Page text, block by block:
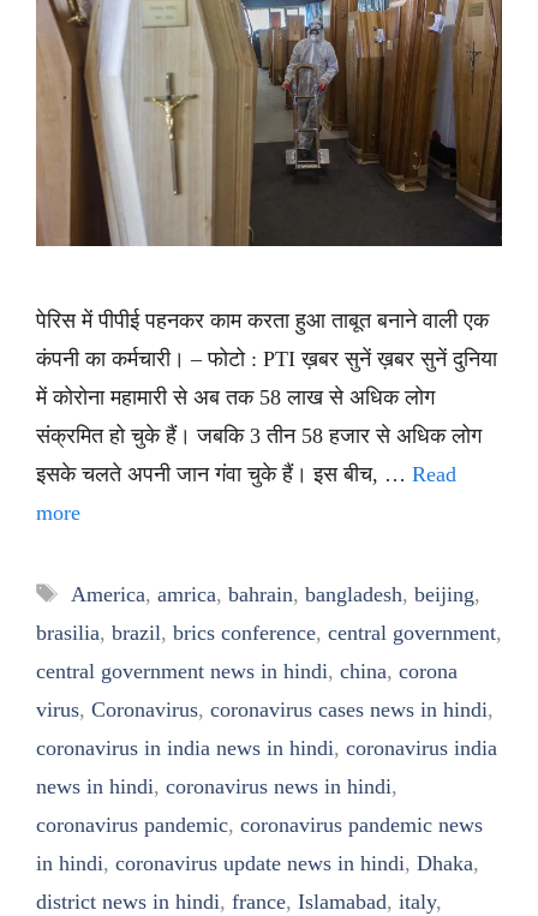
पेरिस में पीपीई पहनकर काम करता हुआ ताबूत बनाने वाली एक
कंपनी का कर्मचारी। – फोटो : PTI ख़बर सुनें ख़बर सुनें दुनिया
में कोरोना महामारी से अब तक 58 लाख से अधिक लोग
संक्रमित हो चुके हैं। जबकि 3 तीन 58 हजार से अधिक लोग
इसके चलते अपनी जान गंवा चुके हैं। इस बीच, … Read
more
Tags
America, amrica, bahrain, bangladesh, beijing,
brasilia, brazil, brics conference, central government,
central government news in hindi, china, corona
virus, Coronavirus, coronavirus cases news in hindi,
coronavirus in india news in hindi, coronavirus india
news in hindi, coronavirus news in hindi,
coronavirus pandemic, coronavirus pandemic news
in hindi, coronavirus update news in hindi, Dhaka,
district news in hindi, france, Islamabad, italy,